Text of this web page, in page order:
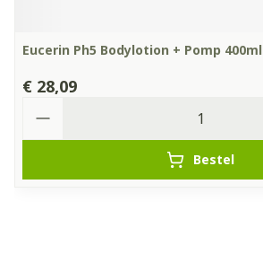
Eucerin Ph5 Bodylotion + Pomp 400ml
€ 28,09
Bestel